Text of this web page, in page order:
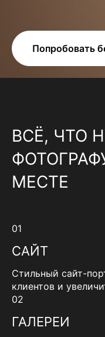
Попробовать
ВСЁ, ЧТО
МЕСТЕ
01
САЙТ
Стильный сайт-
клиентов и
02
ГАЛЕРЕИ